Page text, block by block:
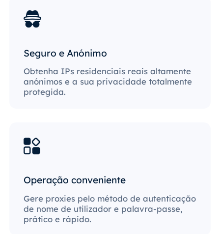
Seguro e Anónimo
Obtenha IPs residenciais reais altamente
anónimos e a sua privacidade totalmente
protegida.
Operação conveniente
Gere proxies pelo método de autenticação
de nome de utilizador e palavra-passe,
prático e rápido.